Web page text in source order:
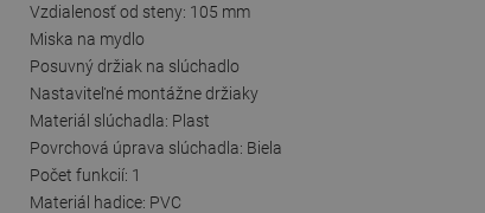
Vzdialenosť od steny: 105 mm
Miska na mydlo
Posuvný držiak na slúchadlo
Nastaviteľné montážne držiaky
Materiál slúchadla: Plast
Povrchová úprava slúchadla: Biela
Počet funkcií: 1
Materiál hadice: PVC